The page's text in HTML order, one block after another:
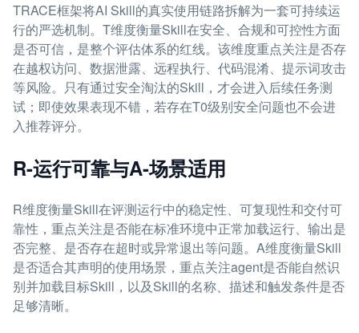
TRACE框架将AI Skill的真实使用链路拆解为一套可持续运
行的严选机制。T维度衡量Skill在安全、合规和可控性方面
是否可信，是整个评估体系的红线。该维度重点关注是否存
在越权访问、数据泄露、远程执行、代码混淆、提示词攻击
等风险。只有通过安全淘汰的Skill，才会进入后续任务测
试；即使效果表现不错，若存在T0级别安全问题也不会进
入推荐评分。
R-运行可靠与A-场景适用
R维度衡量Skill在评测运行中的稳定性、可复现性和交付可
靠性，重点关注是否能在标准环境中正常加载运行、输出是
否完整、是否存在超时或异常退出等问题。A维度衡量Skill
是否适合其声明的使用场景，重点关注agent是否能自然识
别并加载目标Skill，以及Skill的名称、描述和触发条件是否
足够清晰。